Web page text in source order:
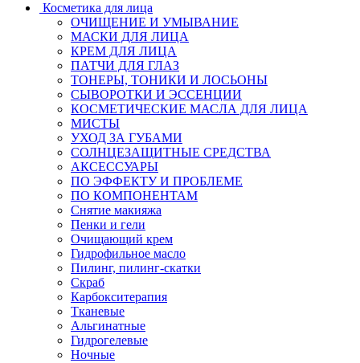
Косметика для лица
ОЧИЩЕНИЕ И УМЫВАНИЕ
МАСКИ ДЛЯ ЛИЦА
КРЕМ ДЛЯ ЛИЦА
ПАТЧИ ДЛЯ ГЛАЗ
ТОНЕРЫ, ТОНИКИ И ЛОСЬОНЫ
СЫВОРОТКИ И ЭССЕНЦИИ
КОСМЕТИЧЕСКИЕ МАСЛА ДЛЯ ЛИЦА
МИСТЫ
УХОД ЗА ГУБАМИ
СОЛНЦЕЗАЩИТНЫЕ СРЕДСТВА
АКСЕССУАРЫ
ПО ЭФФЕКТУ И ПРОБЛЕМЕ
ПО КОМПОНЕНТАМ
Снятие макияжа
Пенки и гели
Очищающий крем
Гидрофильное масло
Пилинг, пилинг-скатки
Скраб
Карбокситерапия
Тканевые
Альгинатные
Гидрогелевые
Ночные